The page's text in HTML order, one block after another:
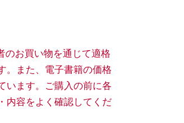
のお買い物を通じて適格
。また、電子書籍の価格
います。ご購入の前に各
内容をよく確認してくだ